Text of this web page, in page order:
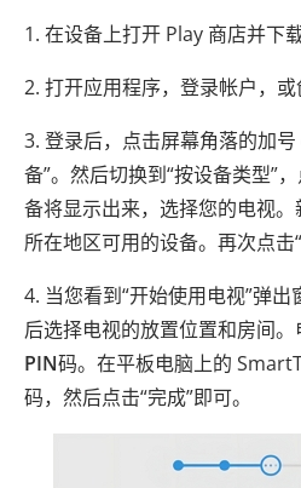
1. 在设备上打开 Play 商店并下
2. 打开应用程序，登录帐户，或
3. 登录后，点击屏幕角落的加
备”。然后切换到“按设备类型”
备将显示出来，选择您的电视
所在地区可用的设备。再次点击“
4. 当您看到“开始使用电视”弹出
后选择电视的放置位置和房间
PIN码。在平板电脑上的
码，然后点击“完成”即可。